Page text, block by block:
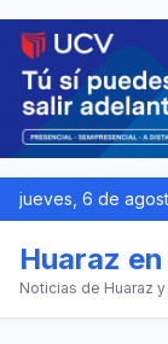
jueves, 6 de
Huaraz
Noticias de Huaraz y